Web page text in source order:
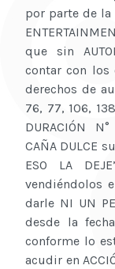
por parte de la
que sin
contar con los
derechos de
76, 77, 106,
DURACIÓN
CAÑA DULCE
ESO LA
vendiéndolos
darle NI UN
desde la
conforme lo
acudir en